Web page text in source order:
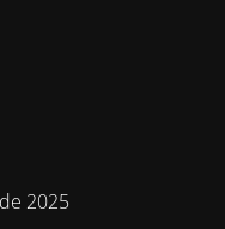
2025